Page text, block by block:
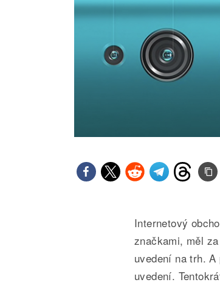
Internetový
značkami, měl
uvedení na trh.
uvedení.